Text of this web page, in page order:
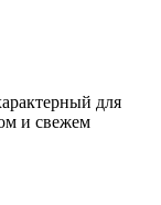
для
и свежем